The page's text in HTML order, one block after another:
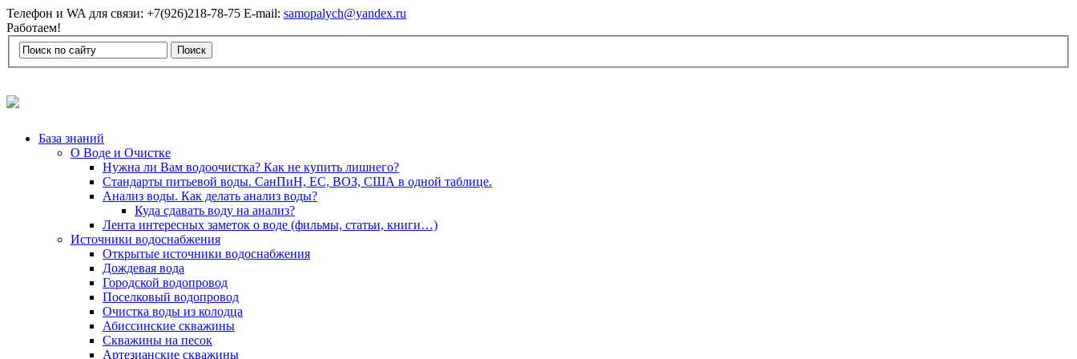
Телефон и WA для связи: +7(926)218-78-75 E-mail: samopalych@yandex.ru
Работаем!
База знаний
О Воде и Очистке
Нужна ли Вам водоочистка? Как не купить лишнего?
Стандарты питьевой воды. СанПиН, ЕС, ВОЗ, США в одной таблице.
Анализ воды. Как делать анализ воды?
Куда сдавать воду на анализ?
Лента интересных заметок о воде (фильмы, статьи, книги…)
Источники водоснабжения
Открытые источники водоснабжения
Дождевая вода
Городской водопровод
Поселковый водопровод
Очистка воды из колодца
Абиссинские скважины
Скважины на песок
Артезианские скважины